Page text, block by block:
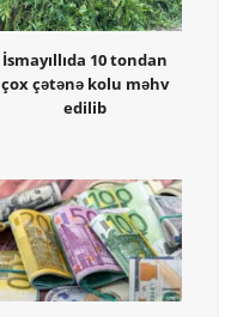
İsmayıllıda 10 tondan
çox çətənə kolu məhv
edilib